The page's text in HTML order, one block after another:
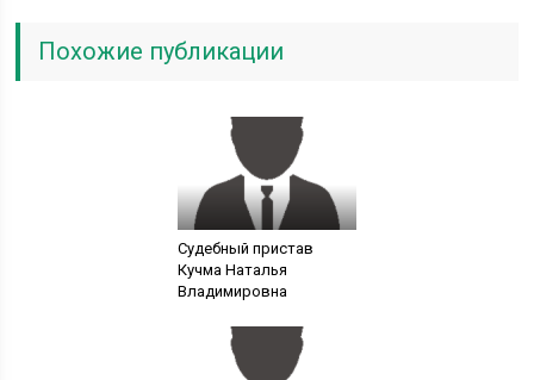
Похожие публикации
Судебный пристав
Кучма Наталья
Владимировна